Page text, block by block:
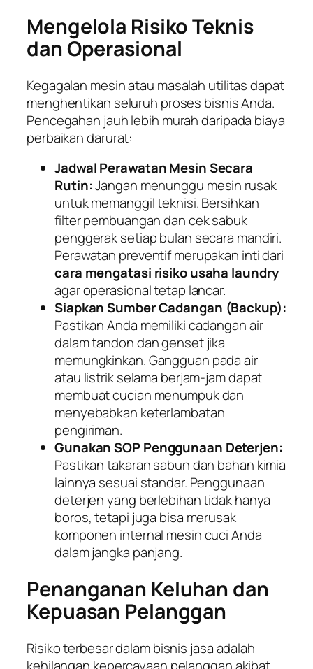
Mengelola Risiko Teknis
dan Operasional
Kegagalan mesin atau masalah utilitas dapat
menghentikan seluruh proses bisnis Anda.
Pencegahan jauh lebih murah daripada biaya
perbaikan darurat:
Jadwal Perawatan Mesin Secara
Rutin:Jangan menunggu mesin rusak
untuk memanggil teknisi. Bersihkan
filter pembuangan dan cek sabuk
penggerak setiap bulan secara mandiri.
Perawatan preventif merupakan inti dari
cara mengatasi risiko usaha laundry
agar operasional tetap lancar.
Siapkan Sumber Cadangan (Backup):
Pastikan Anda memiliki cadangan air
dalam tandon dan genset jika
memungkinkan. Gangguan pada air
atau listrik selama berjam-jam dapat
membuat cucian menumpuk dan
menyebabkan keterlambatan
pengiriman.
Gunakan SOP Penggunaan Deterjen:
Pastikan takaran sabun dan bahan kimia
lainnya sesuai standar. Penggunaan
deterjen yang berlebihan tidak hanya
boros, tetapi juga bisa merusak
komponen internal mesin cuci Anda
dalam jangka panjang.
Penanganan Keluhan dan
Kepuasan Pelanggan
Risiko terbesar dalam bisnis jasa adalah
kehilangan kepercayaan pelanggan akibat